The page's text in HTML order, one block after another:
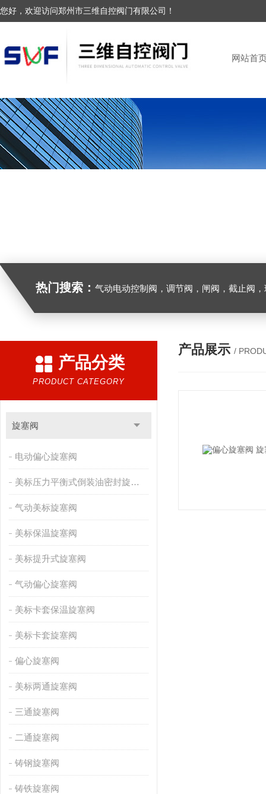
您好，欢迎访问郑州市三维自控阀门有限公司！
网站首
热门搜索： 气动电动控制阀，调节阀，闸阀，截止阀，球阀，蝶阀，止回阀，高温高压
产品分类
PRODUCT CATEGORY
旋塞阀
电动偏心旋塞阀
美标压力平衡式倒装油密封旋塞阀
气动美标旋塞阀
美标保温旋塞阀
美标提升式旋塞阀
气动偏心旋塞阀
美标卡套保温旋塞阀
美标卡套旋塞阀
偏心旋塞阀
美标两通旋塞阀
三通旋塞阀
二通旋塞阀
铸钢旋塞阀
铸铁旋塞阀
产品展示 /